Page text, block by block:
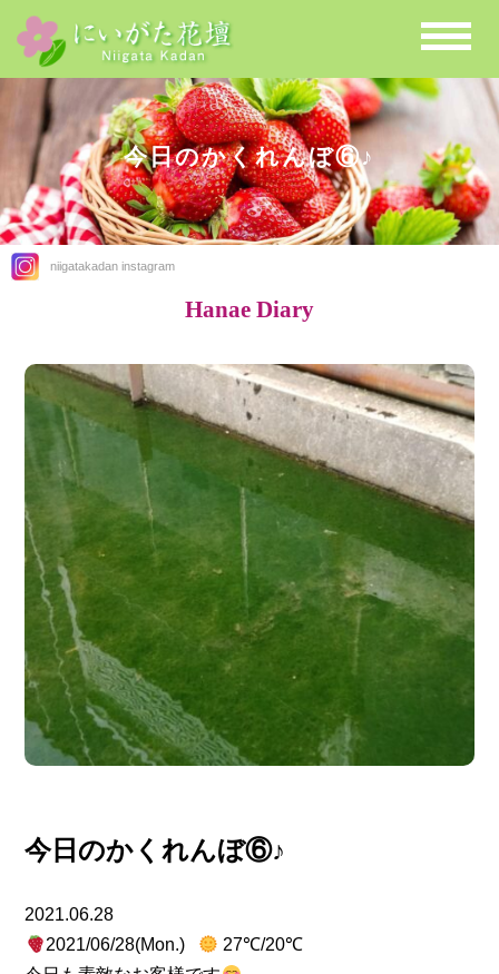
今日のかくれんぼ⑥♪
Hanae Diary
niigatakadan instagram
今日のかくれんぼ⑥♪
2021.06.28
2021/06/28(Mon.)
27℃/20℃